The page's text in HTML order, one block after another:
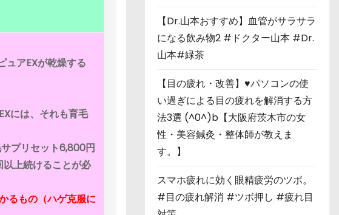
ュアEXが乾燥する
には、それも育毛
プリセット6,800円
上続けることが必
るもの（ハゲ克服に
【Dr.山本おすすめ】血管がサラサラ
になる飲み物2 #ドクター山本 #Dr.
山本#緑茶
【目の疲れ・改善】♥パソコンの使
い過ぎによる目の疲れを解消する方
法3選 (^0^)b【大阪府茨木市の女
性・美容鍼灸・整体師が教えま
す。】
スマホ疲れに効く眼精疲労のツボ。
#目の疲れ解消 #ツボ押し #疲れ目